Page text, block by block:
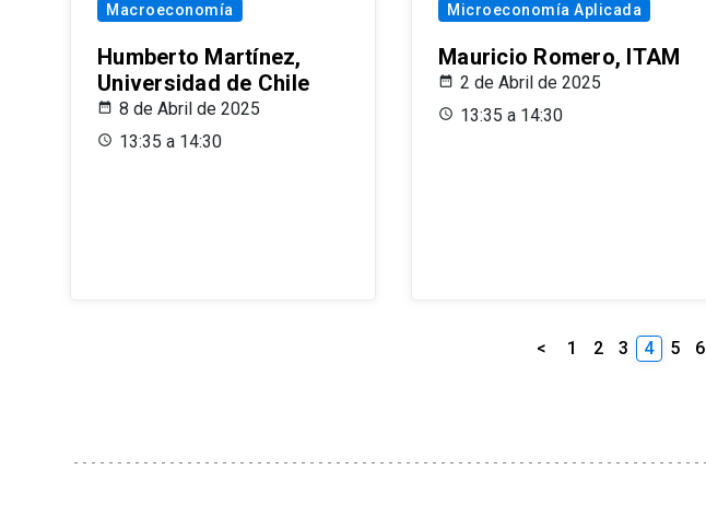
Macroeconomía
Humberto Martínez,
Universidad de Chile
8 de Abril de 2025
13:35 a 14:30
Microeconomía Aplicada
Mauricio Romero, ITAM
2 de Abril de 2025
13:35 a 14:30
< 1 2 3 4 5 6